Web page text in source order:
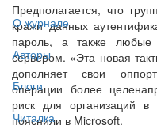
О журнале
Авторы
Блоги
Читалка
Предполагается, что
кражи данных
пароль, а также любые
сервером. «Эта новая
дополняет свои
операции более
риск для организаций в
пояснили в Microsoft.